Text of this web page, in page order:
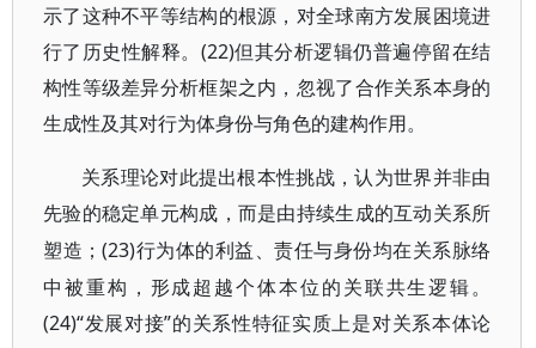
示了这种不平等结构的根源，对全球南方发展困境进
行了历史性解释。(22)但其分析逻辑仍普遍停留在结
构性等级差异分析框架之内，忽视了合作关系本身的
生成性及其对行为体身份与角色的建构作用。
关系理论对此提出根本性挑战，认为世界并非由
先验的稳定单元构成，而是由持续生成的互动关系所
塑造；(23)行为体的利益、责任与身份均在关系脉络
中被重构，形成超越个体本位的关联共生逻辑。
(24)“发展对接”的关系性特征实质上是对关系本体论